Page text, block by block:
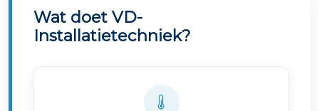
Wat doet VD-
Installatietechniek?